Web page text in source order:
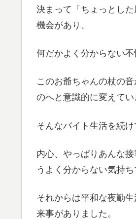
決まって「ちょっとし
機会があり、
何だかよく分からない
このお爺ちゃんの杖の
のへと意識的に変えてい
そんなバイト生活を続
内心、やっぱりあんな
うよく分からない気持ち
それからは平和な夜勤
来事がありました。